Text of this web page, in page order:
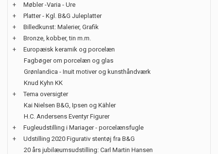
+
Møbler -Varia - Ure
+
Platter - Kgl. B&G Juleplatter
+
Billedkunst: Malerier, Grafik
+
Bronze, kobber, tin m.m.
+
Europæisk keramik og porcelæn
Fagbøger om porcelæn og glas
Grønlandica - Inuit motiver og kunsthåndværk
Knud Kyhn KK
+
Tema oversigter
Kai Nielsen B&G, Ipsen og Kähler
H.C. Andersens Eventyr Figurer
+
Fugleudstilling i Mariager - porcelænsfugle
+
Udstilling 2020 Figurativ stentøj fra B&G
20 års jubilæumsudstilling: Carl Martin Hansen